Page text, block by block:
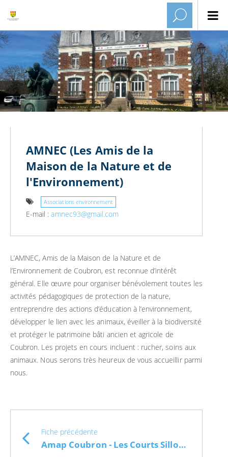
AMNEC (Les Amis de la
Maison de la Nature et de
l'Environnement)
Associations environnement
E-mail :amnec93@gmail.com
L’AMNEC, Amis de la Maison de la Nature et de
l’Environnement de Coubron, est reconnue d’intérêt
général. Elle œuvre pour organiser bénévolement toutes les
activités pédagogiques de protection de la nature,
entreprendre des actions d’éducation à l’environnement,
développer le lien avec les animaux, éveiller à la biodiversité
et protéger le patrimoine bâti ancien et agricole de
Coubron. Les projets en cours incluent : rucher, soins aux
animaux. Nous serons très heureux de vous accueillir parmi
nous.
Fiche précédente
Amap Coubron - Les Courts Sillons